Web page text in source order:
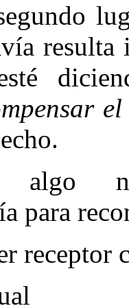
resulta
el
algo
para
receptor